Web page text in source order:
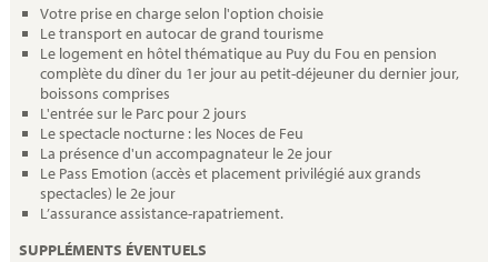
Votre prise en charge selon l'option choisie
Le transport en autocar de grand tourisme
Le logement en hôtel thématique au Puy du Fou en pension
complète du dîner du 1er jour au petit-déjeuner du dernier jour,
boissons comprises
L'entrée sur le Parc pour 2 jours
Le spectacle nocturne : les Noces de Feu
La présence d'un accompagnateur le 2e jour
Le Pass Emotion (accès et placement privilégié aux grands
spectacles) le 2e jour
L’assurance assistance-rapatriement.
SUPPLÉMENTS ÉVENTUELS